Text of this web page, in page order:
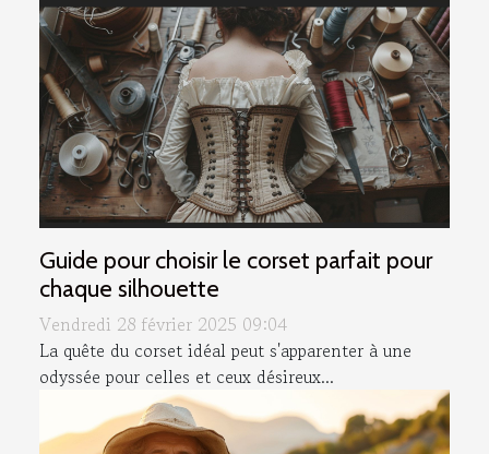
Guide pour choisir le corset parfait pour
chaque silhouette
Vendredi 28 février 2025 09:04
La quête du corset idéal peut s'apparenter à une
odyssée pour celles et ceux désireux...